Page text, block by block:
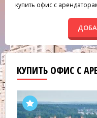
купить офис с
КУПИТЬ ОФИС С